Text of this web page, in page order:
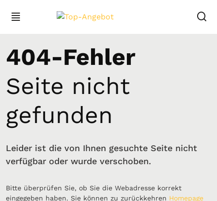
404-Fehler
Seite nicht
gefunden
Leider ist die von Ihnen gesuchte Seite nicht
verfügbar oder wurde verschoben.
Bitte überprüfen Sie, ob Sie die Webadresse korrekt
eingegeben haben. Sie können zu zurückkehren Homepage